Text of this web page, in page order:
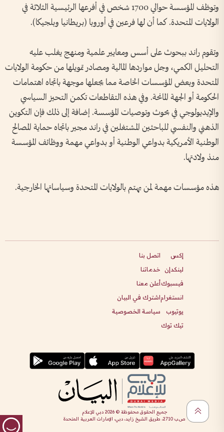
وتوظف المؤسسة حوالي 1700 شخص في أفرعها الرئيسية الثلاثة في
الولايات المتحدة. كما أن لها فرعين في أوروبا (بريطانيا وبلجيكا).
وتقوم راند ببحوث على أسس ومعايير علمية ومنهج يغلب عليه
التحليل الكمي، وجل مواردها المالية ومصادر تمويلها من حكومة الولايات
المتحدة وبعض المؤسسات الخاصة مما يجعلها موجهة باتجاه اهتمامات
الحكومة أو الجهة المانحة. وفي هذه التقاطعات تكمن التحيز السياسي
والإيديولوجي في بحوث وتوصيات المؤسسة. إضافة إلى ذلك فإن التكوين
الذهني والنفسي للباحثين المشتغلين في راند مجير باتجاه حماية المصالح
الوطنية الأمريكية بدواعي الوطنية أو بدواعي مهمة ووظائف المؤسسة
منذ ولادتها.
هذه مؤسسات مهمة لمن يهتم بالولايات المتحدة وسياساتها الخارجية.
إكس
لينكدإن
فيسبوك
انستغرام
يوتيوب
تيك توك
اتصل بنا
خدماتنا
أعلن معنا
اشترك في البيان
سياسة الخصوصية
جميع الحقوق محفوظة ©2026 دبي للإعلام
ص.ب 2710، طريق الشيخ زايد، دبي، الإمارات العربية المتحدة